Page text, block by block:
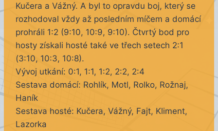
Kučera a Vážný. A byl to opravdu boj, který se
rozhodoval vždy až posledním míčem a domácí
prohráli 1:2 (9:10, 10:9, 9:10). Čtvrtý bod pro
hosty získali hosté také ve třech setech 2:1
(3:10, 10:3, 10:8).
Vývoj utkání: 0:1, 1:1, 1:2, 2:2, 2:4
Sestava domácí: Rohlík, Motl, Rolko, Rožnaj,
Haník
Sestava hosté: Kučera, Vážný, Fajt, Kliment,
Lazorka